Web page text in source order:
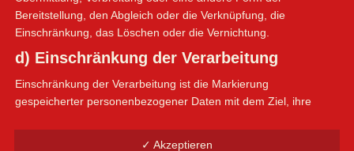
Bereitstellung, den Abgleich oder die Verknüpfung, die
Einschränkung, das Löschen oder die Vernichtung.
d) Einschränkung der Verarbeitung
Einschränkung der Verarbeitung ist die Markierung
gespeicherter personenbezogener Daten mit dem Ziel, ihre
✓ Akzeptieren